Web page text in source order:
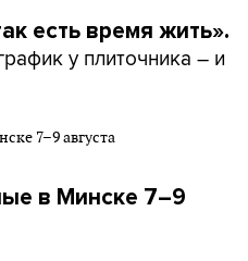
есть время жить».
у плиточника – и
в Минске 7–9